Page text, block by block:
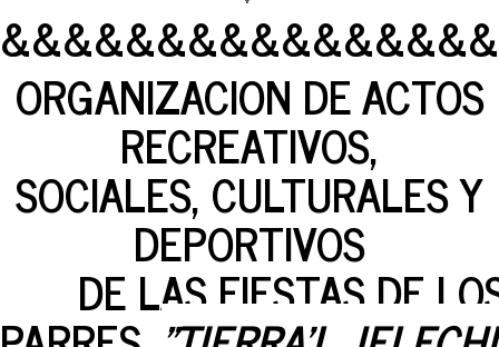
ORGANIZACION DE ACTOS
RECREATIVOS,
SOCIALES, CULTURALES Y
DEPORTIVOS
DE LAS FIESTAS DE